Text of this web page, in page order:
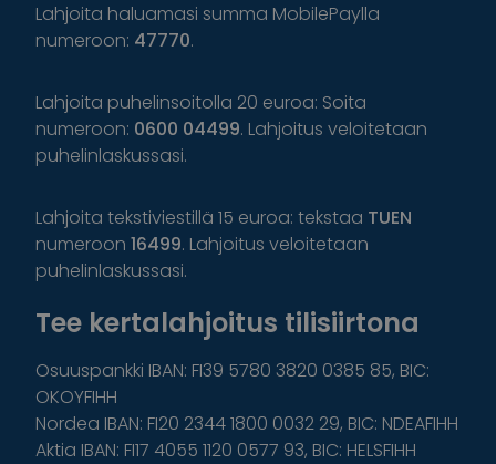
Lahjoita haluamasi summa MobilePaylla
numeroon: 47770.
Lahjoita puhelinsoitolla 20 euroa: Soita
numeroon: 0600 04499. Lahjoitus veloitetaan
puhelinlaskussasi.
Lahjoita tekstiviestillä 15 euroa: tekstaa TUEN
numeroon 16499. Lahjoitus veloitetaan
puhelinlaskussasi.
Tee kertalahjoitus tilisiirtona
Osuuspankki IBAN: FI39 5780 3820 0385 85, BIC:
OKOYFIHH
Nordea IBAN: FI20 2344 1800 0032 29, BIC: NDEAFIHH
Aktia IBAN: FI17 4055 1120 0577 93, BIC: HELSFIHH